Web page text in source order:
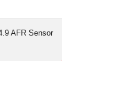
AFR Sensor